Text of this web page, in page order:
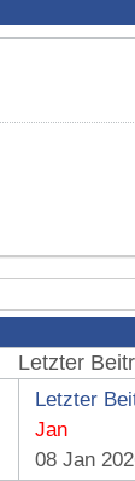
Letzter
Letzter
Jan
08 Jan